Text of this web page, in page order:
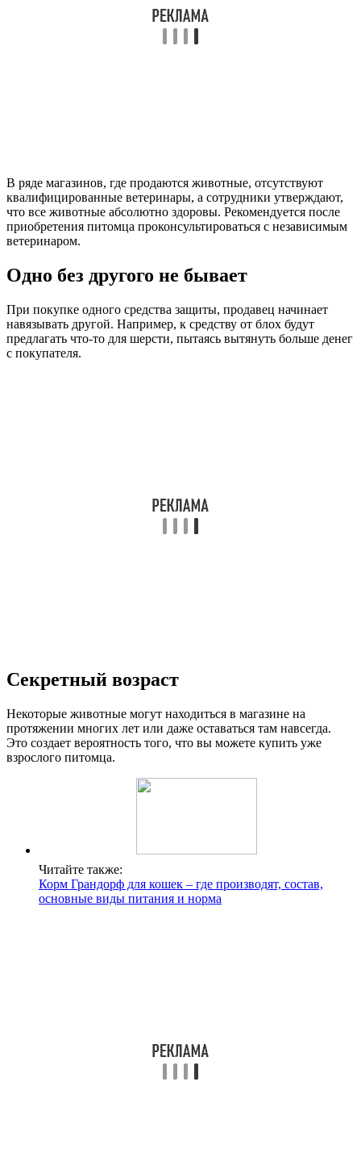
В ряде магазинов, где продаются животные, отсутствуют
квалифицированные ветеринары, а сотрудники утверждают,
что все животные абсолютно здоровы. Рекомендуется после
приобретения питомца проконсультироваться с независимым
ветеринаром.
Одно без другого не бывает
При покупке одного средства защиты, продавец начинает
навязывать другой. Например, к средству от блох будут
предлагать что-то для шерсти, пытаясь вытянуть больше денег
с покупателя.
Секретный возраст
Некоторые животные могут находиться в магазине на
протяжении многих лет или даже оставаться там навсегда.
Это создает вероятность того, что вы можете купить уже
взрослого питомца.
Читайте также:
Корм Грандорф для кошек – где производят, состав,
основные виды питания и норма